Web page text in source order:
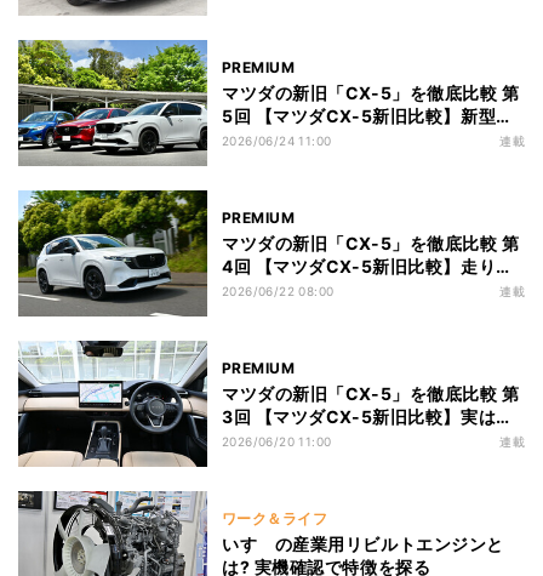
PREMIUM
マツダの新旧「CX-5」を徹底比較 第
5回 【マツダCX-5新旧比較】新型
CX-5に乗り換えるなら今? それとも
2026/06/24 11:00 連載
PREMIUM
マツダの新旧「CX-5」を徹底比較 第
4回 【マツダCX-5新旧比較】走りの
方向転換は好みが分かれるかも? 静粛
2026/06/22 08:00 連載
PREMIUM
マツダの新旧「CX-5」を徹底比較 第
3回 【マツダCX-5新旧比較】実は激
変? インテリアに見るキャラの違い
2026/06/20 11:00 連載
ワーク＆ライフ
いすゞの産業用リビルトエンジンと
は? 実機確認で特徴を探る